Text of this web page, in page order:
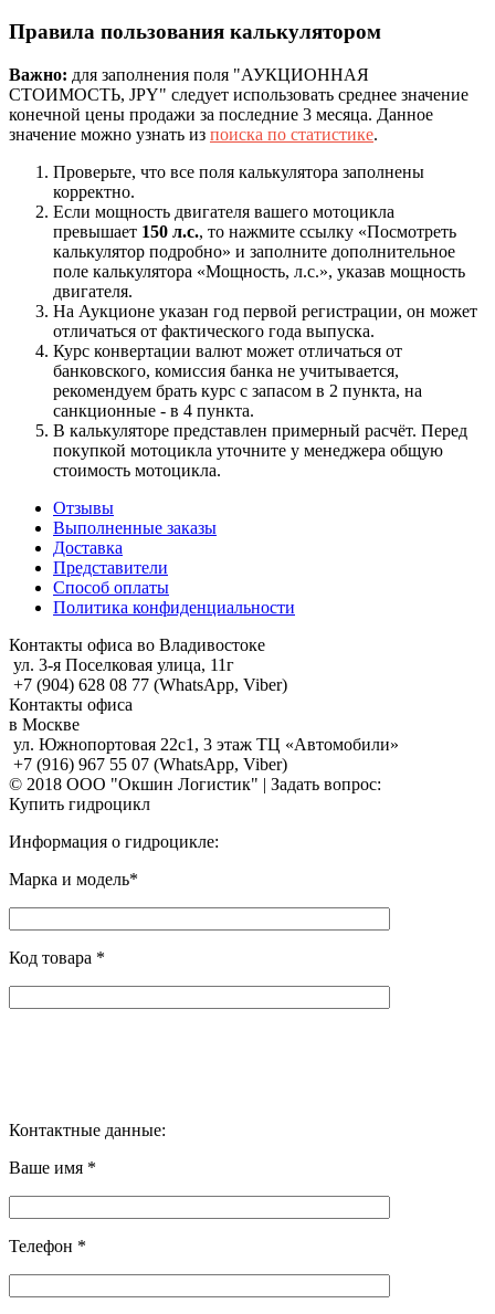
Правила пользования калькулятором
Важно: для заполнения поля "АУКЦИОННАЯ
СТОИМОСТЬ, JPY" следует использовать среднее значение
конечной цены продажи за последние 3 месяца. Данное
значение можно узнать из поиска по статистике.
Проверьте, что все поля калькулятора заполнены
корректно.
Если мощность двигателя вашего мотоцикла
превышает 150 л.с., то нажмите ссылку «Посмотреть
калькулятор подробно» и заполните дополнительное
поле калькулятора «Мощность, л.с.», указав мощность
двигателя.
На Аукционе указан год первой регистрации, он может
отличаться от фактического года выпуска.
Курс конвертации валют может отличаться от
банковского, комиссия банка не учитывается,
рекомендуем брать курс с запасом в 2 пункта, на
санкционные - в 4 пункта.
В калькуляторе представлен примерный расчёт. Перед
покупкой мотоцикла уточните у менеджера общую
стоимость мотоцикла.
Отзывы
Выполненные заказы
Доставка
Представители
Способ оплаты
Политика конфиденциальности
Контакты офиса во Владивостоке
ул. 3-я Поселковая улица, 11г
+7 (904) 628 08 77 (WhatsApp, Viber)
Контакты офиса
в Москве
ул. Южнопортовая 22с1, 3 этаж ТЦ «Автомобили»
+7 (916) 967 55 07 (WhatsApp, Viber)
© 2018 ООО "Окшин Логистик" | Задать вопрос:
Купить гидроцикл
Информация о гидроцикле:
Марка и модель*
Код товара *
Контактные данные:
Ваше имя *
Телефон *